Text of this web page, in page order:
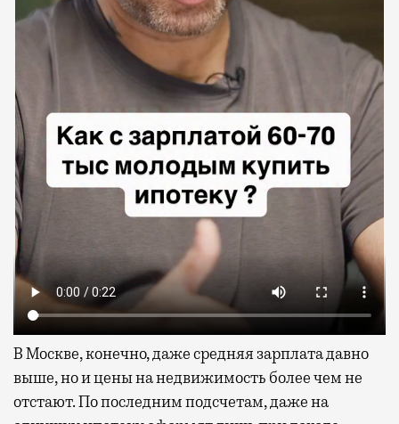
В Москве, конечно, даже средняя зарплата давно
выше, но и цены на недвижимость более чем не
отстают. По последним подсчетам, даже на